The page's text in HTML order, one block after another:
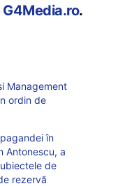
.
Management
ordin de
în
Antonescu, a
de
rezervă